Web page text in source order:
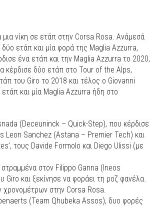
μια νίκη σε ετάπ στην Corsa Rosa. Ανάμεσά
ετάπ και μία φορά της Maglia Azzurra,
ένα ετάπ και την Maglia Azzurra το 2020,
κέρδισε δύο ετάπ στο Tour of the Alps,
του Giro το 2018 και τέλος ο Giovanni
και μία Maglia Azzurra ήδη στο
(Deceuninck – Quick-Step), που κέρδισε
Leon Sanchez (Astana – Premier Tech) και
τους Davide Formolo και Diego Ulissi (με
στον Filippo Ganna (Ineos
και ξεκίνησε να φοράει τη ροζ φανέλα.
χρονομέτρων στην Corsa Rosa.
(Team Qhubeka Assos), δυο φορές